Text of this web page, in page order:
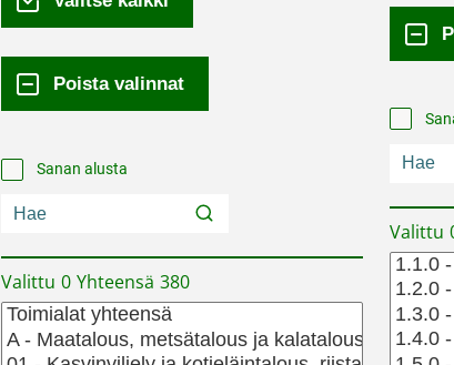
Sanan alusta
Valittu 0 Yhteensä 380
Valittu